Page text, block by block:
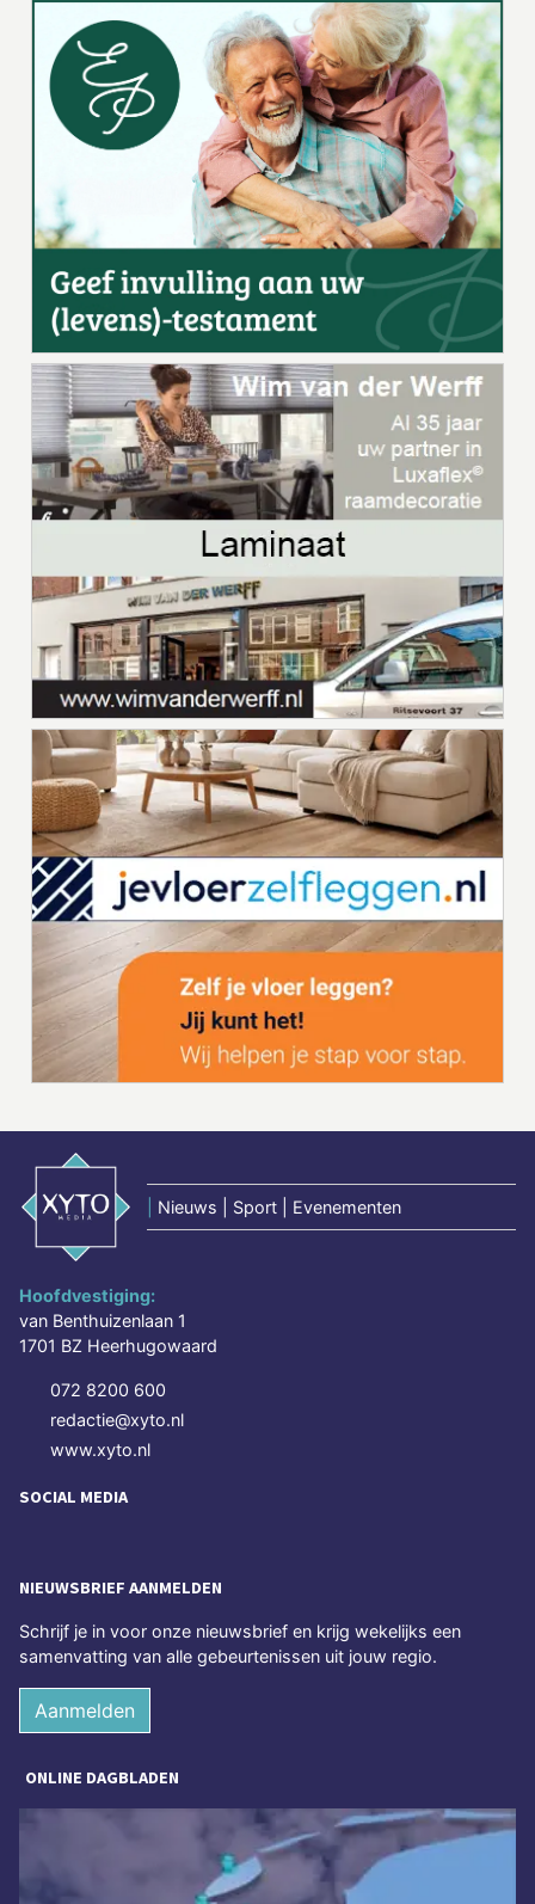
Nieuws | Sport | Evenementen
Hoofdvestiging:
van Benthuizenlaan 1
1701 BZ Heerhugowaard
072 8200 600
redactie@xyto.nl
www.xyto.nl
SOCIAL MEDIA
NIEUWSBRIEF AANMELDEN
Schrijf je in voor onze nieuwsbrief en krijg wekelijks een
samenvatting van alle gebeurtenissen uit jouw regio.
Aanmelden
ONLINE DAGBLADEN